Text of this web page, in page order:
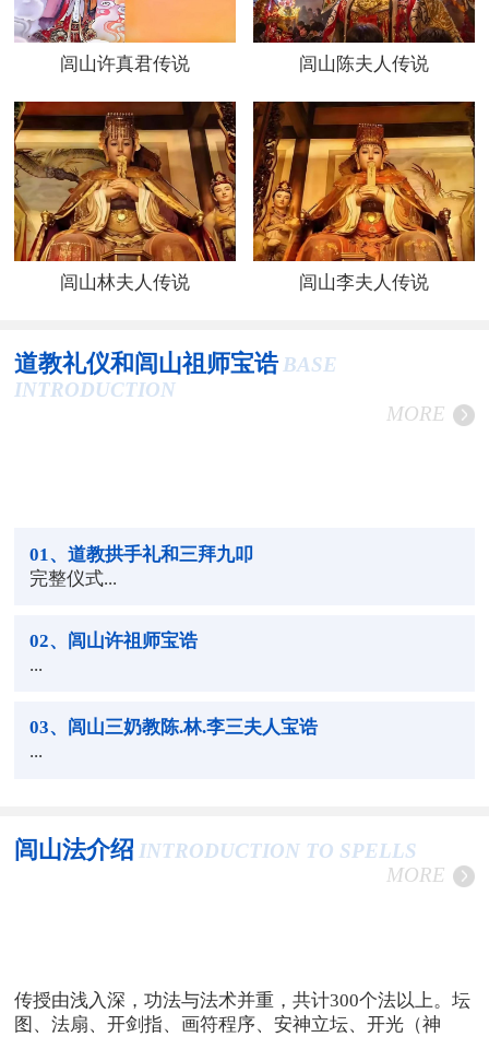
闾山许真君传说 闾山陈夫人传说
闾山林夫人传说 闾山李夫人传说
道教礼仪和闾山祖师宝诰 BASE
INTRODUCTION
MORE
01 、道教拱手礼和三拜九叩
完整仪式...
02、闾山许祖师宝诰
...
03、闾山三奶教陈.林.李三夫人宝诰
...
闾山法介绍 INTRODUCTION TO SPELLS
MORE
传授由浅入深，功法与法术并重，共计300个法以上。坛
图、法扇、开剑指、画符程序、安神立坛、开光（神